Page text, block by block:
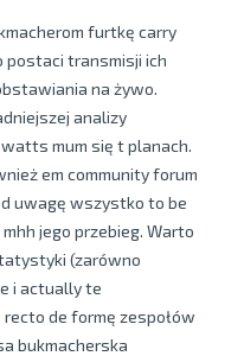
furtkę carry
postaci transmisji ich
na żywo.
analizy
mum się t planach.
em community forum
uwagę wszystko to be
jego przebieg. Warto
(zarówno
i actually te
de formę zespołów
bukmacherska